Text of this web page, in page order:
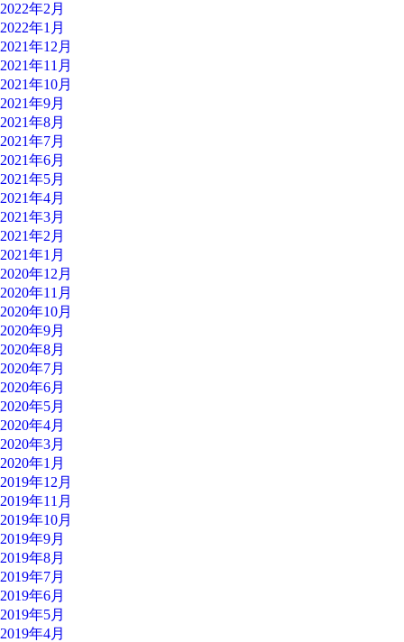
2022年2月
2022年1月
2021年12月
2021年11月
2021年10月
2021年9月
2021年8月
2021年7月
2021年6月
2021年5月
2021年4月
2021年3月
2021年2月
2021年1月
2020年12月
2020年11月
2020年10月
2020年9月
2020年8月
2020年7月
2020年6月
2020年5月
2020年4月
2020年3月
2020年1月
2019年12月
2019年11月
2019年10月
2019年9月
2019年8月
2019年7月
2019年6月
2019年5月
2019年4月